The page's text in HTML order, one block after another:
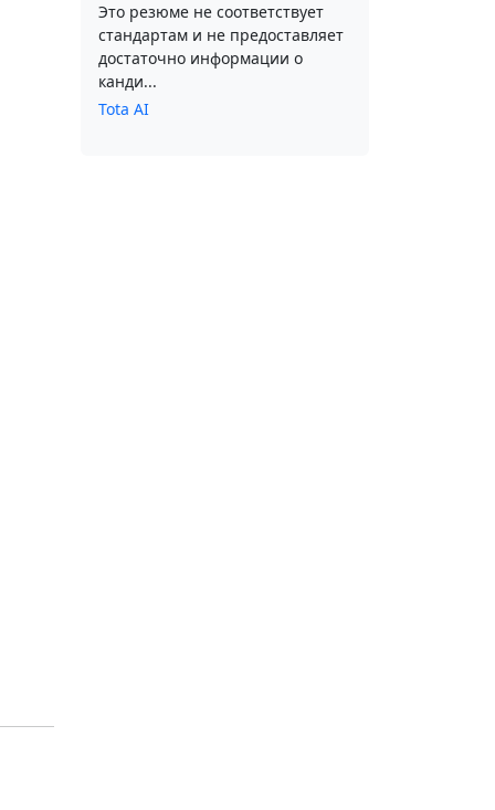
Это резюме не соответствует
стандартам и не предоставляет
достаточно информации о
канди...
Tota AI